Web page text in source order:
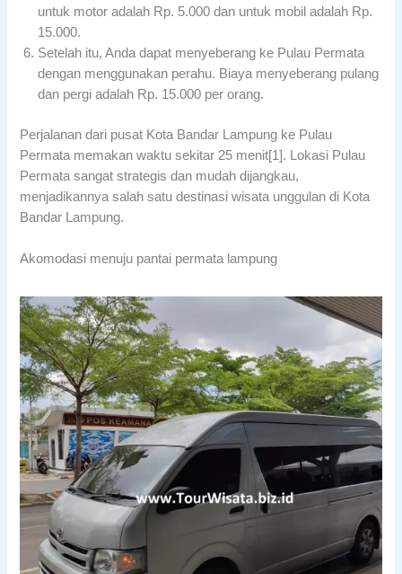
untuk motor adalah Rp. 5.000 dan untuk mobil adalah Rp.
15.000.
Setelah itu, Anda dapat menyeberang ke Pulau Permata
dengan menggunakan perahu. Biaya menyeberang pulang
dan pergi adalah Rp. 15.000 per orang.
Perjalanan dari pusat Kota Bandar Lampung ke Pulau
Permata memakan waktu sekitar 25 menit[1]. Lokasi Pulau
Permata sangat strategis dan mudah dijangkau,
menjadikannya salah satu destinasi wisata unggulan di Kota
Bandar Lampung.
Akomodasi menuju pantai permata lampung